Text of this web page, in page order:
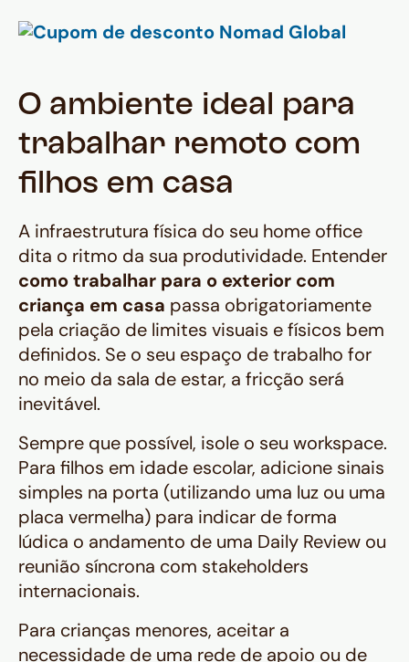
O ambiente ideal para
trabalhar remoto com
filhos em casa
A infraestrutura física do seu home office
dita o ritmo da sua produtividade. Entender
como trabalhar para o exterior com
criança em casa passa obrigatoriamente
pela criação de limites visuais e físicos bem
definidos. Se o seu espaço de trabalho for
no meio da sala de estar, a fricção será
inevitável.
Sempre que possível, isole o seu workspace.
Para filhos em idade escolar, adicione sinais
simples na porta (utilizando uma luz ou uma
placa vermelha) para indicar de forma
lúdica o andamento de uma Daily Review ou
reunião síncrona com stakeholders
internacionais.
Para crianças menores, aceitar a
necessidade de uma rede de apoio ou de